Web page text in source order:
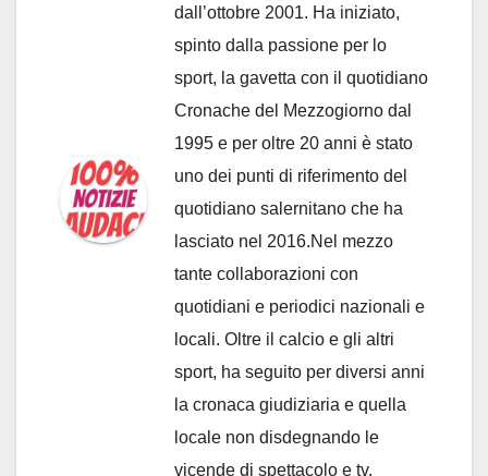
dall’ottobre 2001. Ha iniziato,
spinto dalla passione per lo
sport, la gavetta con il quotidiano
Cronache del Mezzogiorno dal
1995 e per oltre 20 anni è stato
uno dei punti di riferimento del
quotidiano salernitano che ha
lasciato nel 2016.Nel mezzo
tante collaborazioni con
quotidiani e periodici nazionali e
locali. Oltre il calcio e gli altri
sport, ha seguito per diversi anni
la cronaca giudiziaria e quella
locale non disdegnando le
vicende di spettacolo e tv.